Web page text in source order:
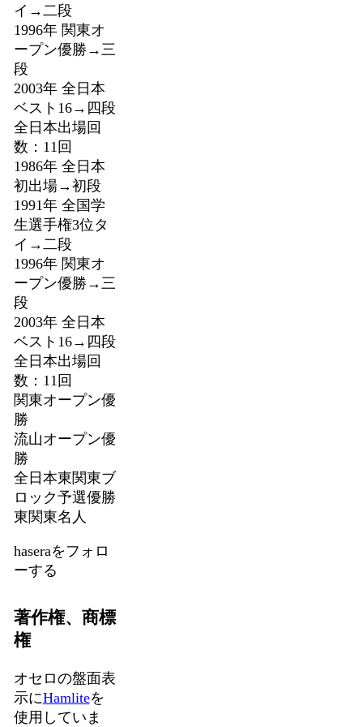
イ→二段
1996年 関東オ
ープン優勝→三
段
2003年 全日本
ベスト16→四段
全日本出場回
数：11回
1986年 全日本
初出場→初段
1991年 全国学
生選手権3位タ
イ→二段
1996年 関東オ
ープン優勝→三
段
2003年 全日本
ベスト16→四段
全日本出場回
数：11回
関東オープン優
勝
流山オープン優
勝
全日本東関東ブ
ロック予選優勝
東関東名人
haseraをフォロ
ーする
著作権、商標
権
オセロの盤面表
示にHamliteを
使用していま